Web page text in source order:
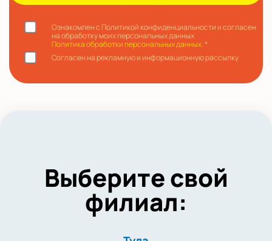
Ознакомлен с Политикой конфиденциальности и согласен
на обработку моих персональных данных
Политика обработки персональных данных.*
Согласен на рекламную и информационную рассылку
Выберите свой
филиал: